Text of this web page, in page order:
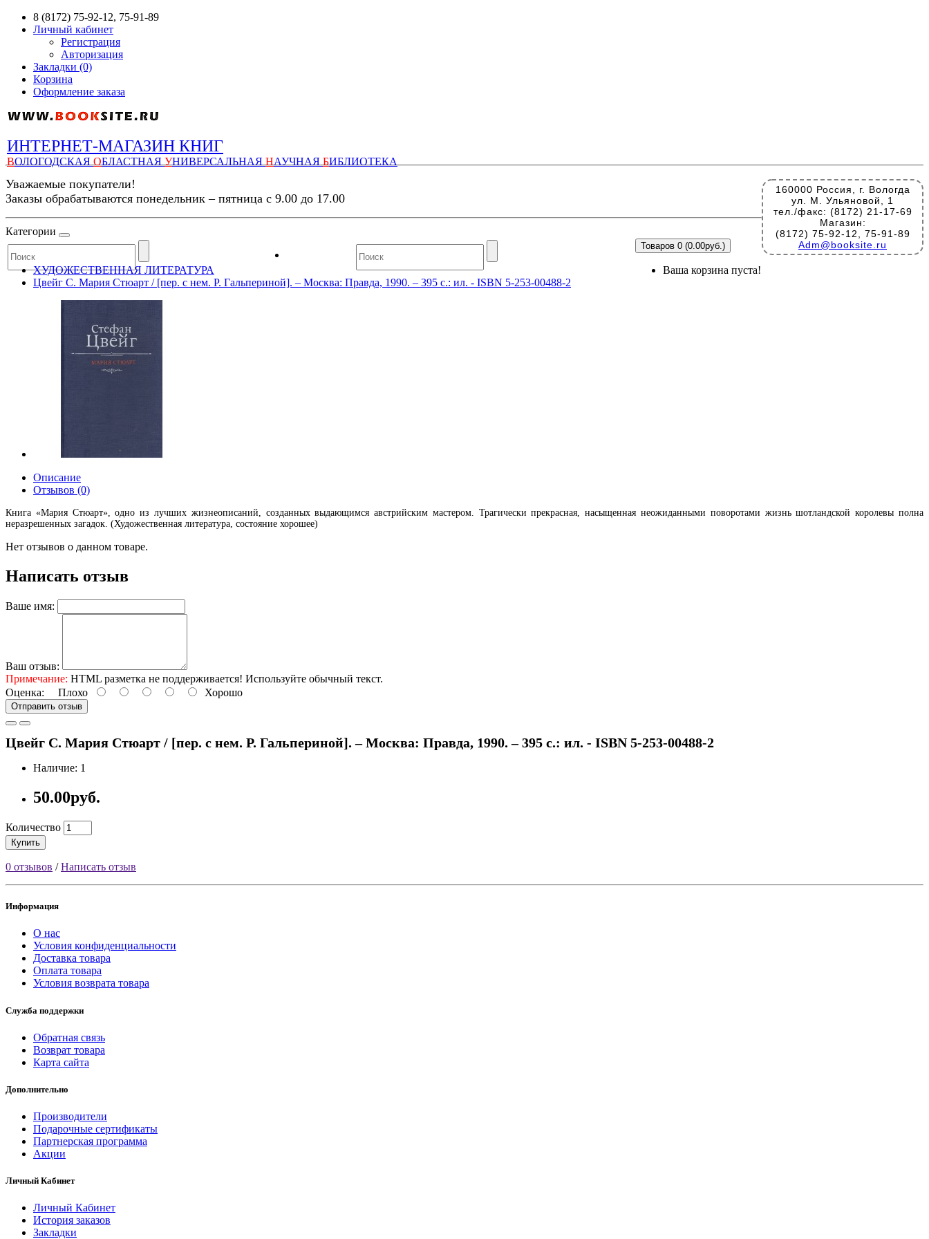
8 (8172) 75-92-12, 75-91-89
Личный кабинет
Регистрация
Авторизация
Закладки (0)
Корзина
Оформление заказа
ИНТЕРНЕТ-МАГАЗИН КНИГ
ВОЛОГОДСКАЯ ОБЛАСТНАЯ УНИВЕРСАЛЬНАЯ НАУЧНАЯ БИБЛИОТЕКА
160000 Россия, г. Вологда
ул. М. Ульяновой, 1
тел./факс: (8172) 21-17-69
Магазин:
(8172) 75-92-12, 75-91-89
Adm@booksite.ru
Уважаемые покупатели!
Заказы обрабатываются понедельник – пятница с 9.00 до 17.00
Категории
Товаров 0 (0.00руб.)
Ваша корзина пуста!
ХУДОЖЕСТВЕННАЯ ЛИТЕРАТУРА
Цвейг С. Мария Стюарт / [пер. с нем. Р. Гальпериной]. – Москва: Правда, 1990. – 395 с.: ил. - ISBN 5-253-00488-2
Описание
Отзывов (0)
Книга «Мария Стюарт», одно из лучших жизнеописаний, созданных выдающимся австрийским мастером. Трагически прекрасная, насыщенная неожиданными поворотами жизнь шотландской королевы полна
неразрешенных загадок. (Художественная литература, состояние хорошее)
Нет отзывов о данном товаре.
Написать отзыв
Ваше имя:
Ваш отзыв:
Примечание: HTML разметка не поддерживается! Используйте обычный текст.
Оценка: Плохо Хорошо
Отправить отзыв
Цвейг С. Мария Стюарт / [пер. с нем. Р. Гальпериной]. – Москва: Правда, 1990. – 395 с.: ил. - ISBN 5-253-00488-2
Наличие: 1
50.00руб.
Количество
Купить
0 отзывов /Написать отзыв
Информация
О нас
Условия конфиденциальности
Доставка товара
Оплата товара
Условия возврата товара
Служба поддержки
Обратная связь
Возврат товара
Карта сайта
Дополнительно
Производители
Подарочные сертификаты
Партнерская программа
Акции
Личный Кабинет
Личный Кабинет
История заказов
Закладки